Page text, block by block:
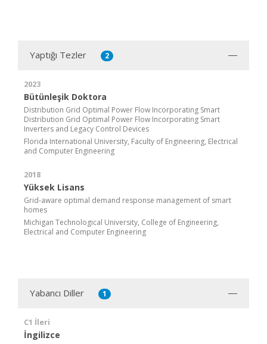
Yaptığı Tezler 2
2023
Bütünleşik Doktora
Distribution Grid Optimal Power Flow Incorporating Smart
Distribution Grid Optimal Power Flow Incorporating Smart
Inverters and Legacy Control Devices
Florida International University, Faculty of Engineering, Electrical
and Computer Engineering
2018
Yüksek Lisans
Grid-aware optimal demand response management of smart
homes
Michigan Technological University, College of Engineering,
Electrical and Computer Engineering
Yabancı Diller 1
C1 İleri
İngilizce